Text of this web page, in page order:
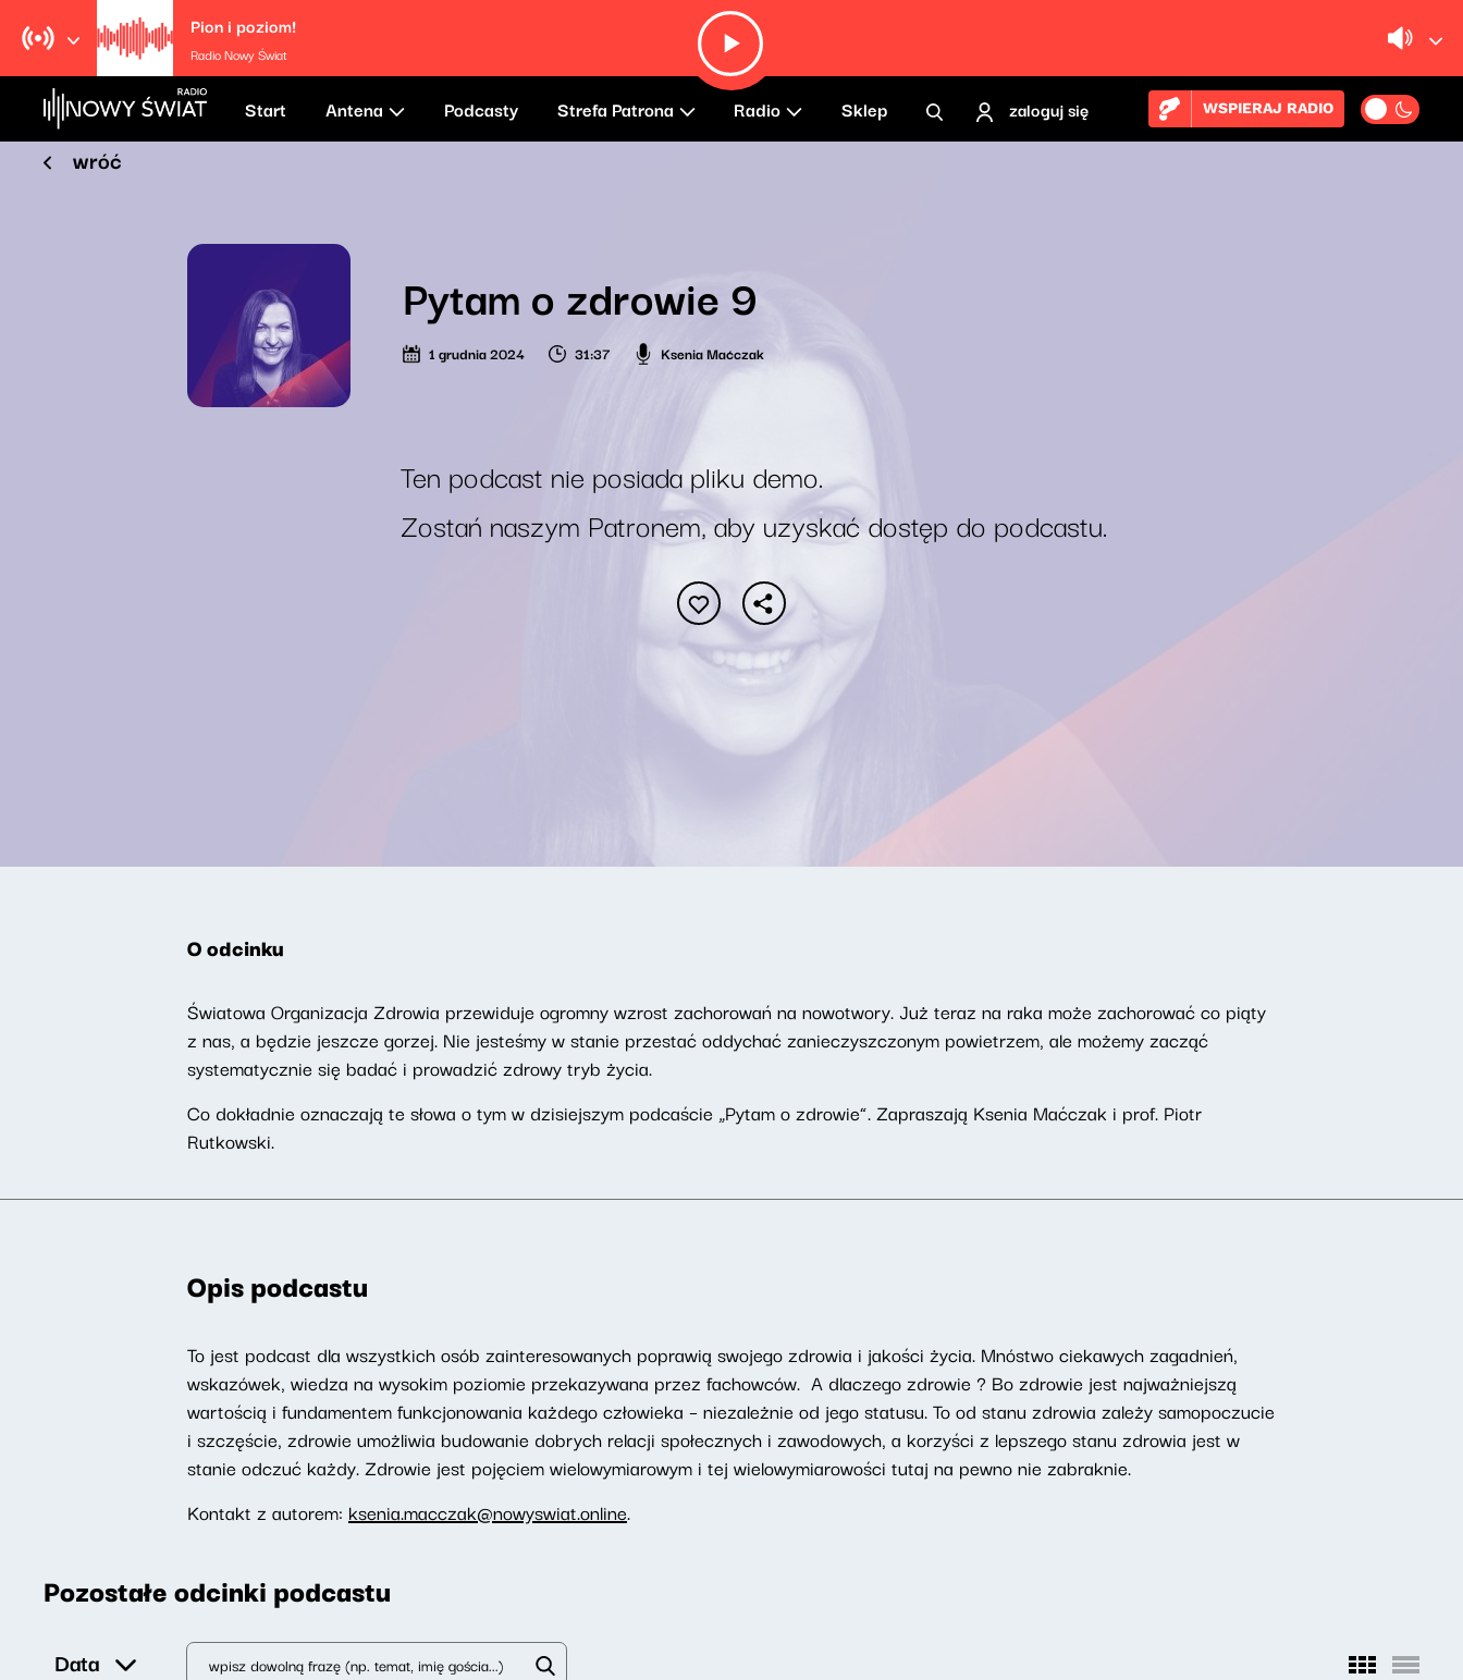
Pion i poziom!
Radio Nowy Świat
Start Antena Podcasty Strefa Patrona Radio Sklep zaloguj się WSPIERAJ RADIO
wróć
Pytam o zdrowie 9
1 grudnia 2024 31:37 Ksenia Maćczak
Ten podcast nie posiada pliku demo.
Zostań naszym Patronem, aby uzyskać dostęp do podcastu.
O odcinku
Światowa Organizacja Zdrowia przewiduje ogromny wzrost zachorowań na nowotwory. Już teraz na raka może zachorować co piąty
z nas, a będzie jeszcze gorzej. Nie jesteśmy w stanie przestać oddychać zanieczyszczonym powietrzem, ale możemy zacząć
systematycznie się badać i prowadzić zdrowy tryb życia.
Co dokładnie oznaczają te słowa o tym w dzisiejszym podcaście „Pytam o zdrowie”. Zapraszają Ksenia Maćczak i prof. Piotr
Rutkowski.
Opis podcastu
To jest podcast dla wszystkich osób zainteresowanych poprawią swojego zdrowia i jakości życia. Mnóstwo ciekawych zagadnień,
wskazówek, wiedza na wysokim poziomie przekazywana przez fachowców. A dlaczego zdrowie ? Bo zdrowie jest najważniejszą
wartością i fundamentem funkcjonowania każdego człowieka – niezależnie od jego statusu. To od stanu zdrowia zależy samopoczucie
i szczęście, zdrowie umożliwia budowanie dobrych relacji społecznych i zawodowych, a korzyści z lepszego stanu zdrowia jest w
stanie odczuć każdy. Zdrowie jest pojęciem wielowymiarowym i tej wielowymiarowości tutaj na pewno nie zabraknie.
Kontakt z autorem: ksenia.macczak@nowyswiat.online.
Pozostałe odcinki podcastu
Data